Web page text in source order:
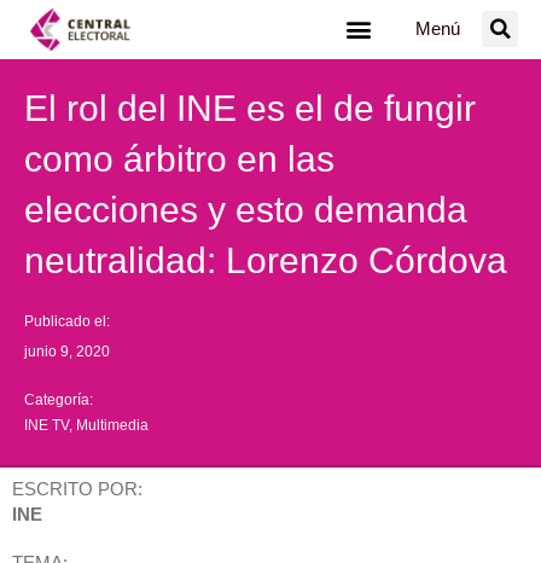
Menú
El rol del INE es el de fungir
como árbitro en las
elecciones y esto demanda
neutralidad: Lorenzo Córdova
Publicado el:
junio 9, 2020
Categoría:
INE TV, Multimedia
ESCRITO POR:
INE